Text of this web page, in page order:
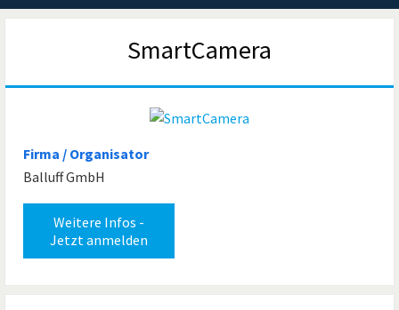
SmartCamera
Firma / Organisator
Balluff GmbH
Weitere Infos -
Jetzt anmelden